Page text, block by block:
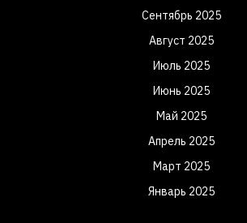
Сентябрь 2025
Август 2025
Июль 2025
Июнь 2025
Май 2025
Апрель 2025
Март 2025
Январь 2025